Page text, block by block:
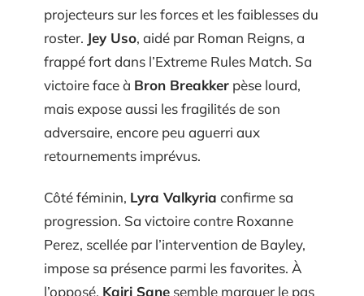
projecteurs sur les forces et les faiblesses du
roster. Jey Uso, aidé par Roman Reigns, a
frappé fort dans l’Extreme Rules Match. Sa
victoire face à Bron Breakker pèse lourd,
mais expose aussi les fragilités de son
adversaire, encore peu aguerri aux
retournements imprévus.
Côté féminin, Lyra Valkyria confirme sa
progression. Sa victoire contre Roxanne
Perez, scellée par l’intervention de Bayley,
impose sa présence parmi les favorites. À
l’opposé, Kairi Sane semble marquer le pas